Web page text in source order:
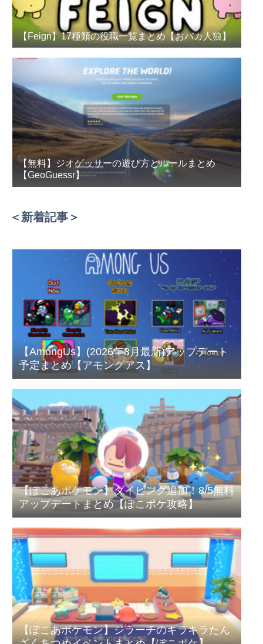
【Feign】17種類の役職一覧まとめ【おバカ人狼】
【無料】ジオゲッサーの遊び方とルールまとめ
【GeoGuessr】
＜新着記事＞
【AmongUs】(2026年8月最新)アップデート
予定まとめ【アモングアス】
【ぽこあポケモン】ダイビング追加！8/5無料
アップデートまとめ【ぽこポケ攻略】
【ぽこあポケモン】ジラーチのキラキラたん